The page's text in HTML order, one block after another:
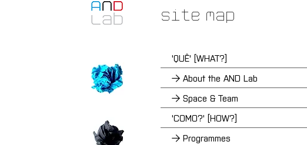
Site Map
'QUÊ' [WHAT?]
→ About the AND Lab
→ Space & Team
'COMO?' [HOW?]
→ Programmes